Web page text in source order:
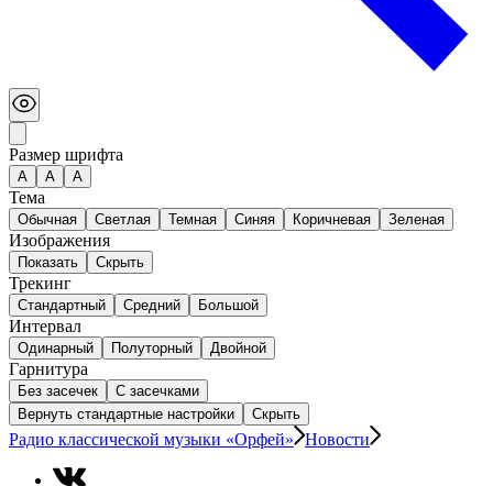
Размер шрифта
А A A
Тема
Обычная Светлая Темная Синяя Коричневая Зеленая
Изображения
Показать Скрыть
Трекинг
Стандартный Средний Большой
Интервал
Одинарный Полуторный Двойной
Гарнитура
Без засечек
С засечками
Вернуть стандартные настройки
Скрыть
Радио классической музыки «Орфей» Новости